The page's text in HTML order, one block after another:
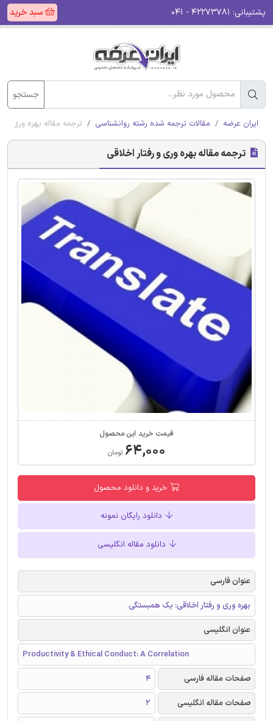
پشتیبانی: سبد خرید
جستجو
ایران عرضه مقالات ترجمه شده رشته روانشناسی ترجمه مقاله بهره وری و
ترجمه مقاله بهره وری و رفتار اخلاقی
قیمت خرید این محصول
۶۴,۰۰۰ تومان
خرید و دانلود محصول
دانلود رایگان نمونه
دانلود مقاله انگلیسی
عنوان فارسی
بهره وری و رفتار اخلاقی: یک همبستگی
عنوان انگلیسی
Productivity & Ethical Conduct: A Correlation
صفحات مقاله فارسی
4
صفحات مقاله انگلیسی
2